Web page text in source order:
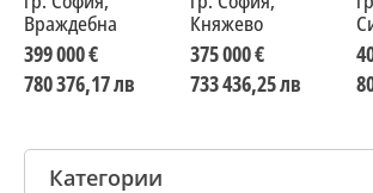
Враждебна
399 000 €
780 376,17 лв
Княжево
375 000 €
733 436,25 лв
Категории